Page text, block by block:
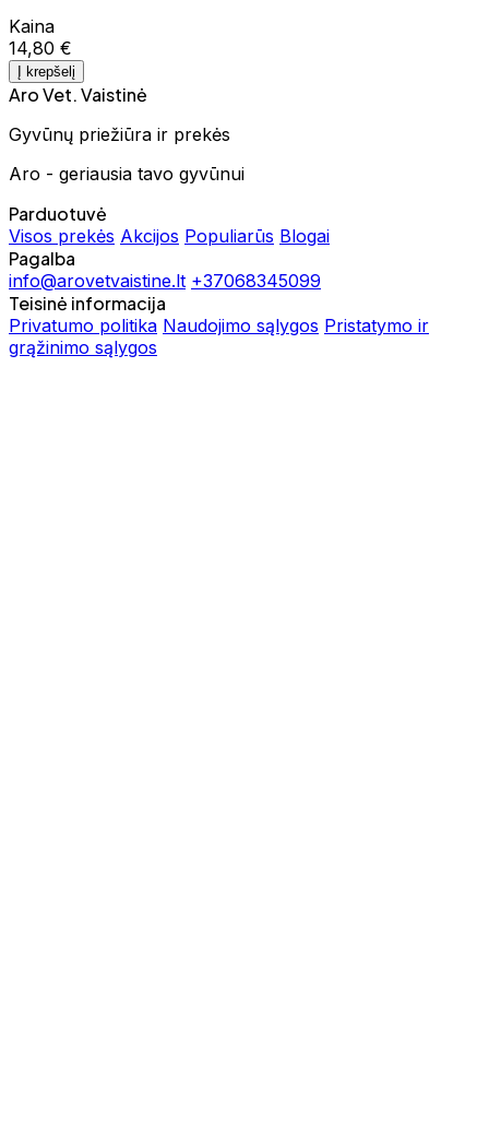
Kaina
14,80 €
Į krepšelį
Aro Vet. Vaistinė
Gyvūnų priežiūra ir prekės
Aro - geriausia tavo gyvūnui
Parduotuvė
Visos prekės Akcijos Populiarūs Blogai
Pagalba
info@arovetvaistine.lt +37068345099
Teisinė informacija
Privatumo politika Naudojimo sąlygos Pristatymo ir
grąžinimo sąlygos